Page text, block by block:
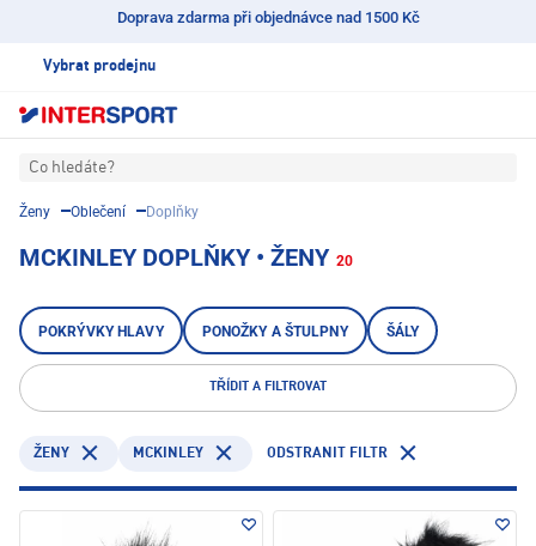
Doprava zdarma při objednávce nad 1500 Kč
Vybrat prodejnu
Co hledáte?
Ženy Oblečení Doplňky
MCKINLEY DOPLŇKY • ŽENY 20
POKRÝVKY HLAVY PONOŽKY A ŠTULPNY ŠÁLY
TŘÍDIT A FILTROVAT
ŽENY MCKINLEY ODSTRANIT FILTR